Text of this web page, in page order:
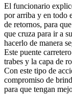
El funcionario
por arriba y en todo
de retornos, para
que cruza para ir a
hacerlo de manera
Este puente
trabes y la capa de
Con este tipo de
compromiso de
para que tengan